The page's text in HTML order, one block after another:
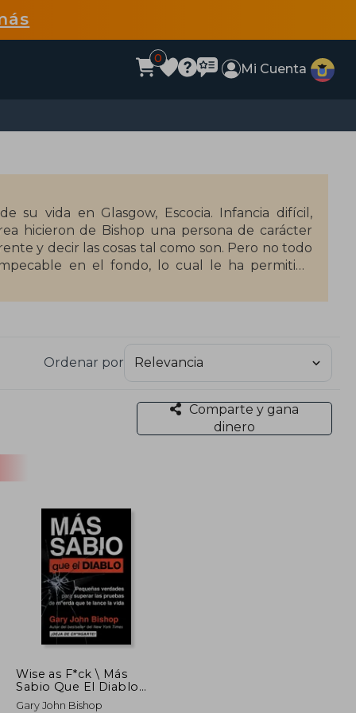
0
Mi Cuenta
su vida en Glasgow, Escocia. Infancia difícil,
hicieron de Bishop una persona de carácter
y decir las cosas tal como son. Pero no todo
en el fondo, lo cual le ha permitido
más sensibles, trabajar con ellas y demostrarte
Ordenar por
Comparte y gana
dinero
Wise as F*ck \ Más
Sabio Que El Diablo
(Spanish Edition):
Gary John Bishop